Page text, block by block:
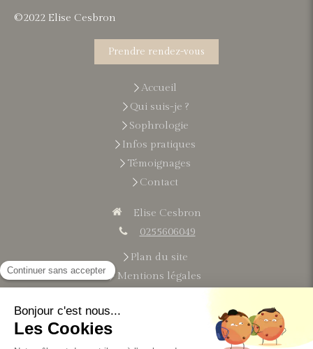
©2022 Elise Cesbron
Prendre rendez-vous
Accueil
Qui suis-je ?
Sophrologie
Infos pratiques
Témoignages
Contact
Elise Cesbron
0255606049
Plan du site
Mentions légales
Du